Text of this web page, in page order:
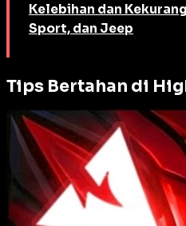
Kelebihan dan
Sport, dan Jeep
Tips Bertahan di